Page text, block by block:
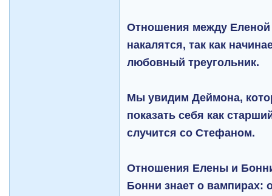
Отношения между
накалятся, так как
любовный треугольник.
Мы увидим Деймона,
показать себя как
случится со Стефаном.
Отношения Елены и
Бонни знает о вампирах: